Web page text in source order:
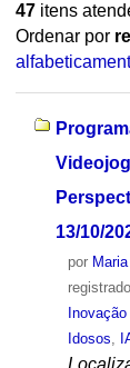
47itens
Ordenar por
13/10/
por
Idosos